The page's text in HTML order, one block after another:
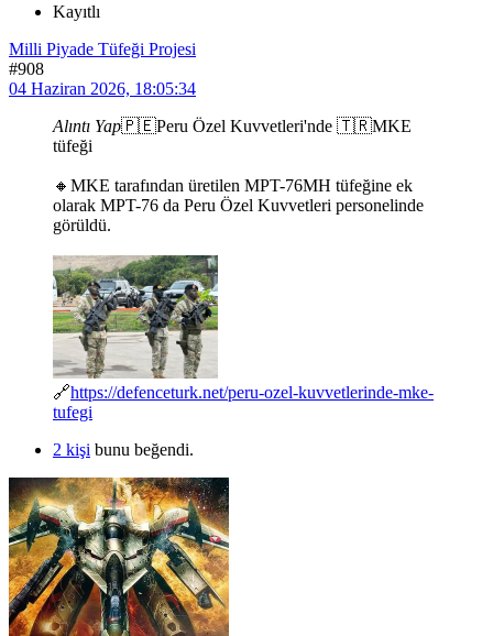
Kayıtlı
Milli Piyade Tüfeği Projesi
#908
04 Haziran 2026, 18:05:34
Alıntı Yap🇵🇪Peru Özel Kuvvetleri'nde 🇹🇷MKE
tüfeği
🔸MKE tarafından üretilen MPT-76MH tüfeğine ek
olarak MPT-76 da Peru Özel Kuvvetleri personelinde
görüldü.
🔗https://defenceturk.net/peru-ozel-kuvvetlerinde-mke-
tufegi
2 kişi bunu beğendi.